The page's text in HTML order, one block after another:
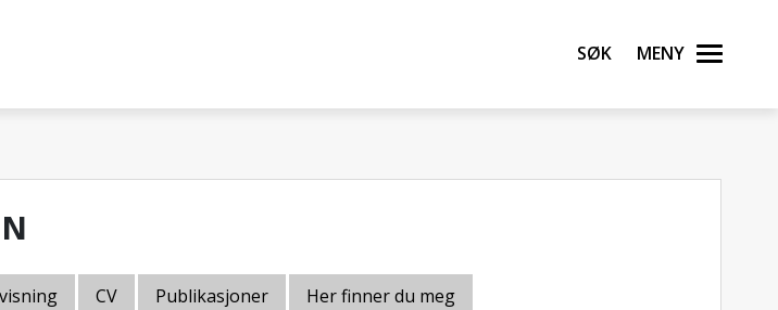
Søk Meny
CV Publikasjoner Her finner du meg